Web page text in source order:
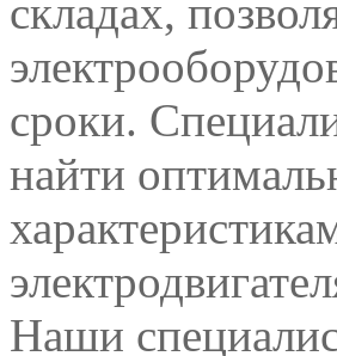
складах,
сроки.
найти
Наши